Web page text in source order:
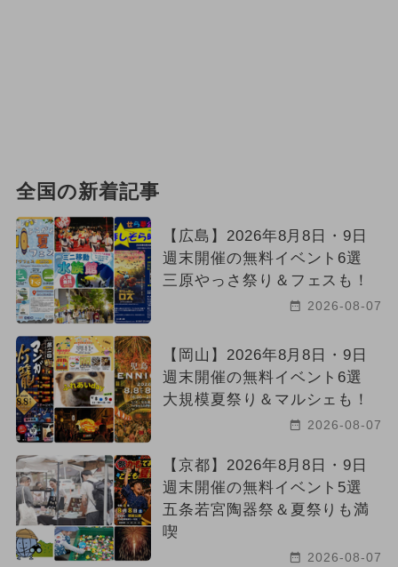
全国の新着記事
【広島】2026年8月8日・9日
週末開催の無料イベント6選
三原やっさ祭り＆フェスも！
2026-08-07
【岡山】2026年8月8日・9日
週末開催の無料イベント6選
大規模夏祭り＆マルシェも！
2026-08-07
【京都】2026年8月8日・9日
週末開催の無料イベント5選
五条若宮陶器祭＆夏祭りも満
喫
2026-08-07